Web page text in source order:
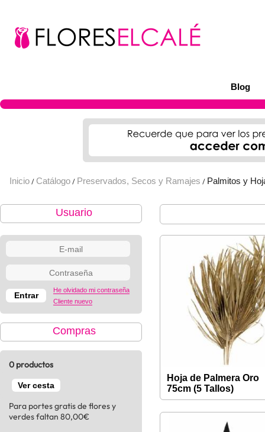
Blog
Inicio / Catálogo / Preservados, Secos y Ramajes / Palmitos y
Usuario
He olvidado mi contraseña
Cliente nuevo
Compras
0 productos
Ver cesta
Para portes gratis de flores y
verdes faltan 80,00€
Hoja de Palmera Oro
75cm (5 Tallos)